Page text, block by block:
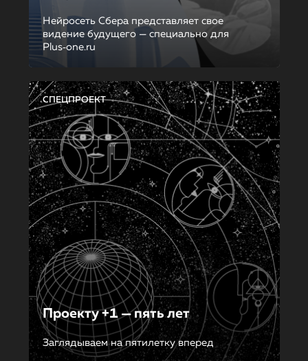
Нейросеть Сбера представляет свое
видение будущего — специально для
Plus‑one.ru
СПЕЦПРОЕКТ
Проекту +1 — пять лет
Заглядываем на пятилетку вперед